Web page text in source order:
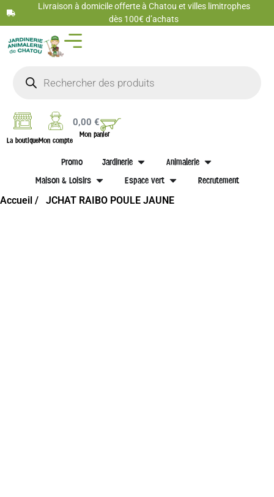
Livraison à domicile offerte à Chatou et villes limitrophes
dès 100€ d’achats
La boutiqueMon compte
0,00€
Mon panier
Promo Jardinerie
Animalerie
Maison & Loisirs
Espace vert Recrutement
Accueil / JCHAT RAIBO POULE JAUNE